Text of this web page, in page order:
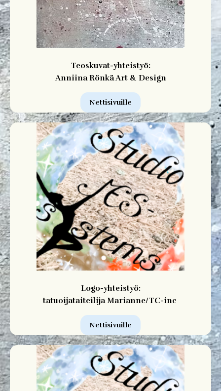
Teoskuvat-yhteistyö:
Anniina Rönkä Art & Design
Nettisivuille
Logo-yhteistyö:
tatuoijataiteilija Marianne/TC-inc
Nettisivuille